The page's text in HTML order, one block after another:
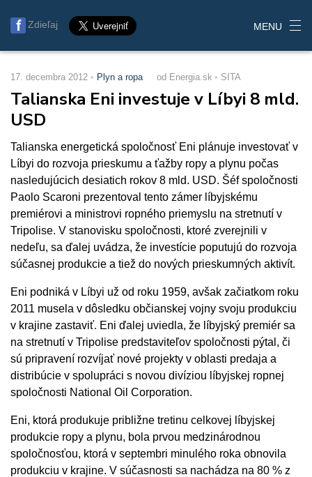
Zdieľaj MENU
17. decembra 2012 Plyn a ropa od Energia.sk SITA
Talianska Eni investuje v Líbyi 8 mld.
USD
Talianska energetická spoločnosť Eni plánuje investovať v
Líbyi do rozvoja prieskumu a ťažby ropy a plynu počas
nasledujúcich desiatich rokov 8 mld. USD. Šéf spoločnosti
Paolo Scaroni prezentoval tento zámer líbyjskému
premiérovi a ministrovi ropného priemyslu na stretnutí v
Tripolise. V stanovisku spoločnosti, ktoré zverejnili v
nedeľu, sa ďalej uvádza, že investície poputujú do rozvoja
súčasnej produkcie a tiež do nových prieskumných aktivít.
Eni podniká v Líbyi už od roku 1959, avšak začiatkom roku
2011 musela v dôsledku občianskej vojny svoju produkciu
v krajine zastaviť. Eni ďalej uviedla, že líbyjský premiér sa
na stretnutí v Tripolise predstaviteľov spoločnosti pýtal, či
sú pripravení rozvíjať nové projekty v oblasti predaja a
distribúcie v spolupráci s novou divíziou líbyjskej ropnej
spoločnosti National Oil Corporation.
Eni, ktorá produkuje približne tretinu celkovej líbyjskej
produkcie ropy a plynu, bola prvou medzinárodnou
spoločnosťou, ktorá v septembri minulého roka obnovila
produkciu v krajine. V súčasnosti sa nachádza na 80 % z